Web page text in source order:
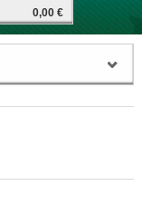
0,00 €